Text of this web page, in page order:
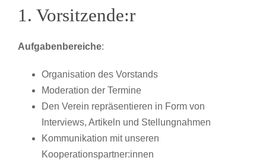
1. Vorsitzende:r
Aufgabenbereiche:
Organisation des Vorstands
Moderation der Termine
Den Verein repräsentieren in Form von
Interviews, Artikeln und Stellungnahmen
Kommunikation mit unseren
Kooperationspartner:innen